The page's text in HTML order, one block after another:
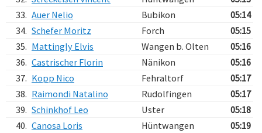
33. Auer Nelio Bubikon
05:14
34. Schefer Moritz Forch
05:15
35. Mattingly Elvis Wangen b. Olten
05:16
36. Castrischer Florin Nänikon
05:16
37. Kopp Nico Fehraltorf
05:17
38. Raimondi Natalino Rudolfingen
05:17
39. Schinkhof Leo Uster
05:18
40. Canosa Loris Hüntwangen
05:19